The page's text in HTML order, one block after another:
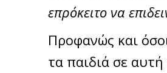
επρόκειτο να
Προφανώς και
τα παιδιά σε